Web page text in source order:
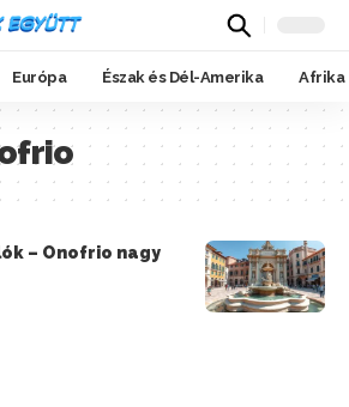
Európa Észak és Dél-Amerika Afrika
– Onofrio nagy